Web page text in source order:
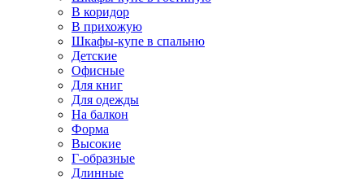
В коридор
В прихожую
Шкафы-купе в спальню
Детские
Офисные
Для книг
Для одежды
На балкон
Форма
Высокие
Г-образные
Длинные